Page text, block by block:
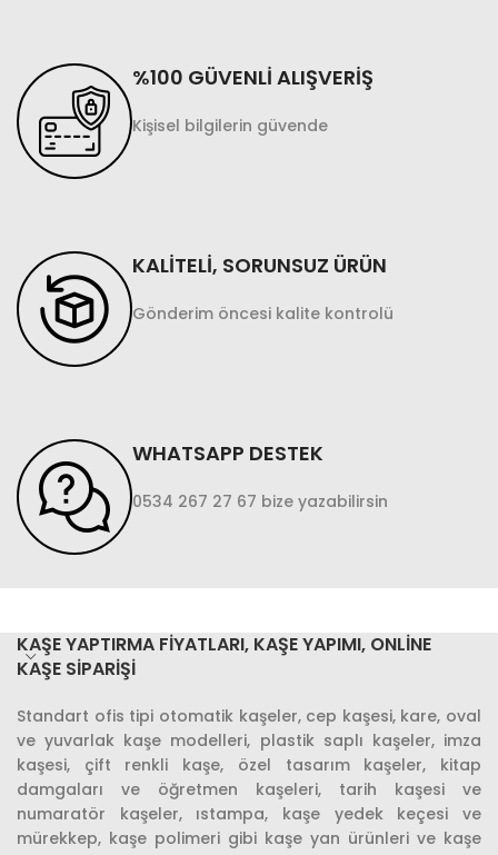
%100 GÜVENLİ ALIŞVERİŞ
Kişisel bilgilerin güvende
KALİTELİ, SORUNSUZ ÜRÜN
Gönderim öncesi kalite kontrolü
WHATSAPP DESTEK
0534 267 27 67 bize yazabilirsin
KAŞE YAPTIRMA FIYATLARI, KAŞE YAPIMI, ONLINE
KAŞE SIPARIŞI
Standart ofis tipi otomatik kaşeler, cep kaşesi, kare, oval
ve yuvarlak kaşe modelleri, plastik saplı kaşeler, imza
kaşesi, çift renkli kaşe, özel tasarım kaşeler, kitap
damgaları ve öğretmen kaşeleri, tarih kaşesi ve
numaratör kaşeler, ıstampa, kaşe yedek keçesi ve
mürekkep, kaşe polimeri gibi kaşe yan ürünleri ve kaşe